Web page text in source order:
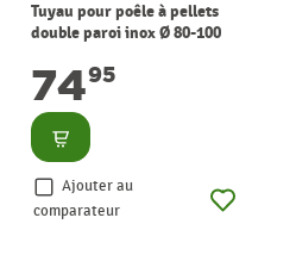
Tuyau pour poêle à pellets
double paroi inox Ø 80-100
7495
Consulter
Ajouter au
comparateur